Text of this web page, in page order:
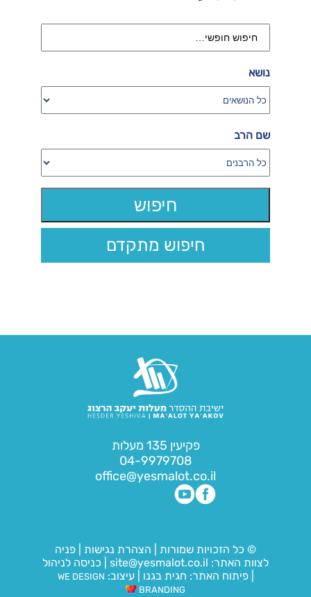
נושא
שם הרב
חיפוש מתקדם
פקיעין 135 מעלות
04-9979708
office@yesmalot.co.il
© כל הזכויות שמורות הצהרת נגישות
פניה
לצוות האתר: site@yesmalot.co.il
כניסה לניהול
|פיתוח האתר: חגית בגנו עיצוב: WE DESIGN
BRANDING